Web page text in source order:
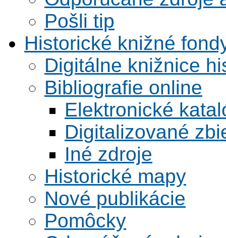
Pošli tip
Historické knižné
Digitálne knižnice
Bibliografie online
Elektronické
Digitalizované
Iné zdroje
Historické mapy
Nové publikácie
Pomôcky